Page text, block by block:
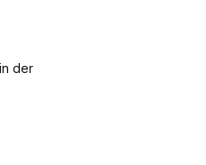
der